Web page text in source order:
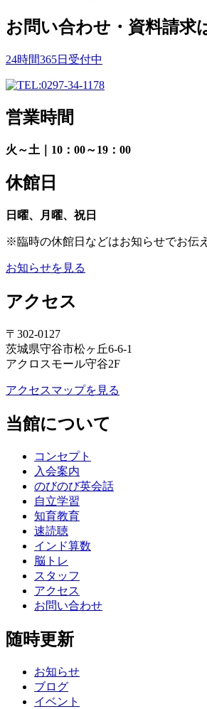
お問い合わせ・資料請求
24時間365日受付中
営業時間
火～土｜10：00～19：00
休館日
日曜、月曜、祝日
※臨時の休館日などはお知らせでお伝
お知らせを見る
アクセス
〒302-0127
茨城県守谷市松ヶ丘6-6-1
アクロスモール守谷2F
アクセスマップを見る
当館について
コンセプト
入会案内
のびのび英会話
自立学習
知育教育
速読聴
インド算数
脳トレ
スタッフ
アクセス
お問い合わせ
随時更新
お知らせ
ブログ
イベント